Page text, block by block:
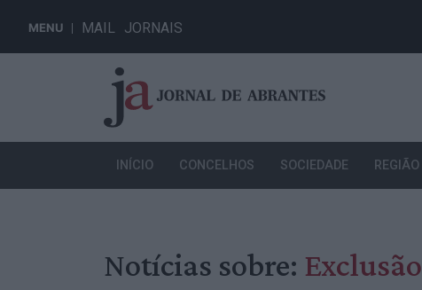
MENU MAIL JORNAIS
INÍCIO CONCELHOS SOCIEDADE REGIÃO
Notícias sobre: Exclusão